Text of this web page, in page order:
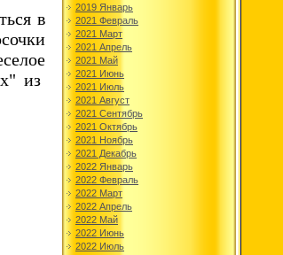
в
из
2019 Январь
2021 Февраль
2021 Март
2021 Апрель
2021 Май
2021 Июнь
2021 Июль
2021 Август
2021 Сентябрь
2021 Октябрь
2021 Ноябрь
2021 Декабрь
2022 Январь
2022 Февраль
2022 Март
2022 Апрель
2022 Май
2022 Июнь
2022 Июль